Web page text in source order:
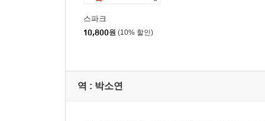
스파크
10,800원 (10% 할인)
역 : 박소연